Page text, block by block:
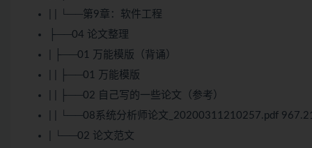
| | └──第9章：软件工程
├──04 论文整理
| ├──01 万能模版（背诵）
| | ├──01 万能模版
| | ├──02 自己写的一些论文（参考）
| | └──08系统分析师论文_20200311210257.pdf
| └──02 论文范文